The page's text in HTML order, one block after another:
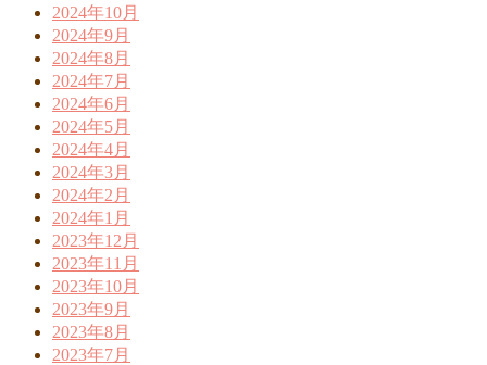
2024年10月
2024年9月
2024年8月
2024年7月
2024年6月
2024年5月
2024年4月
2024年3月
2024年2月
2024年1月
2023年12月
2023年11月
2023年10月
2023年9月
2023年8月
2023年7月